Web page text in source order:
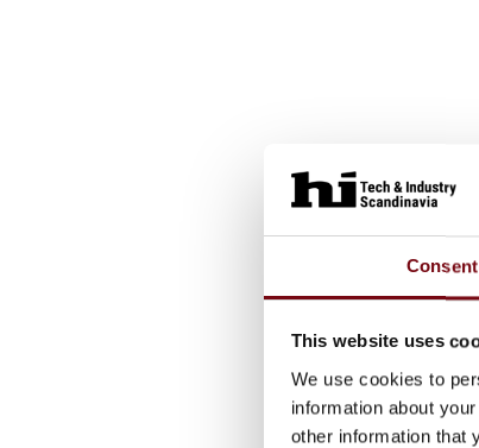
Consent
This website uses
We use cookies to
information about
other information that